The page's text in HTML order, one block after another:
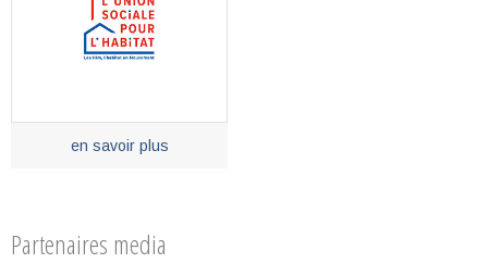
en savoir plus
Partenaires media